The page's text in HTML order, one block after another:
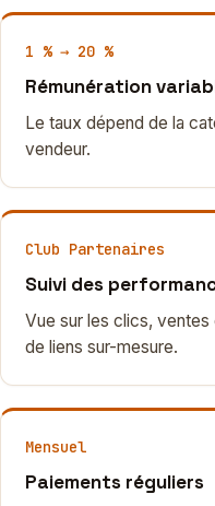
1 % → 20 %
Rémunération
Le taux dépend de la
vendeur.
Club Partenaires
Suivi des
Vue sur les clics,
de liens sur-mesure.
Mensuel
Paiements réguliers